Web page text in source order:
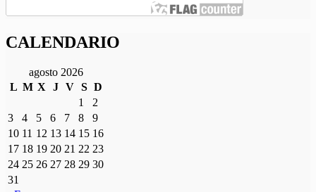
CALENDARIO
agosto 2026
L M X J V S D
1
2
3
4 5 6 7 8
9
10 11 12 13 14 15 16
17 18 19 20 21 22 23
24 25 26 27 28 29 30
31